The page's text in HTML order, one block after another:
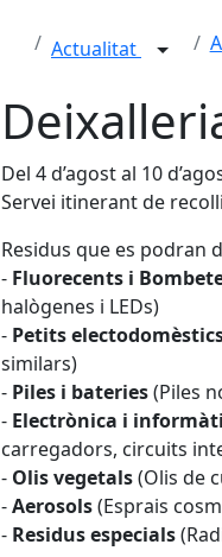
Actualitat
Del 4 d’agost al 10
Servei itinerant de
Residus que es podran
- Fluorecents i
halògenes i LEDs)
- Petits
similars)
- Piles i bateries(Piles
- Electrònica i
carregadors, circuits
- Olis vegetals(Olis de
-Aerosols(Esprais
- Residus especials